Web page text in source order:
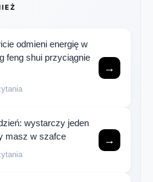
odmieni energię w
feng shui przyciągnie
→
wystarczy jeden
masz w szafce
→